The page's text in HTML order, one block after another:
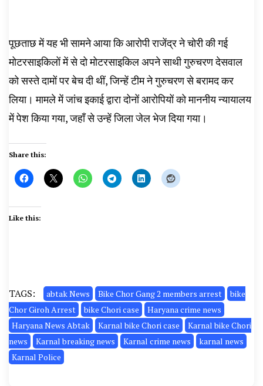
पूछताछ में यह भी सामने आया कि आरोपी राजेंद्र ने चोरी की गई
मोटरसाइकिलों में से दो मोटरसाइकिल अपने साथी गुरुचरण देसवाल
को सस्ते दामों पर बेच दी थीं, जिन्हें टीम ने गुरुचरण से बरामद कर
लिया। मामले में जांच इकाई द्वारा दोनों आरोपियों को माननीय न्यायालय
में पेश किया गया, जहाँ से उन्हें जिला जेल भेज दिया गया।
Share this:
Like this:
TAGS: abtak News Bike Chor Gang 2 members arrest
bike
Chor Giroh Arrest
bike Chori case
Haryana crime news
Haryana News Abtak
Karnal bike Chori case
Karnal bike Chori
news
Karnal breaking news Karnal crime news
karnal news
Karnal Police